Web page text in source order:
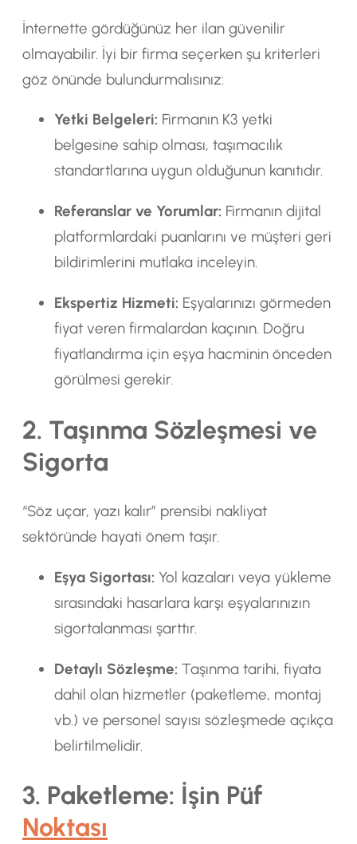
İnternette gördüğünüz her ilan güvenilir
olmayabilir. İyi bir firma seçerken şu kriterleri
göz önünde bulundurmalısınız:
Yetki Belgeleri: Firmanın K3 yetki
belgesine sahip olması, taşımacılık
standartlarına uygun olduğunun kanıtıdır.
Referanslar ve Yorumlar: Firmanın dijital
platformlardaki puanlarını ve müşteri geri
bildirimlerini mutlaka inceleyin.
Ekspertiz Hizmeti: Eşyalarınızı görmeden
fiyat veren firmalardan kaçının. Doğru
fiyatlandırma için eşya hacminin önceden
görülmesi gerekir.
2. Taşınma Sözleşmesi ve
Sigorta
“Söz uçar, yazı kalır” prensibi nakliyat
sektöründe hayati önem taşır.
Eşya Sigortası: Yol kazaları veya yükleme
sırasındaki hasarlara karşı eşyalarınızın
sigortalanması şarttır.
Detaylı Sözleşme: Taşınma tarihi, fiyata
dahil olan hizmetler (paketleme, montaj
vb.) ve personel sayısı sözleşmede açıkça
belirtilmelidir.
3. Paketleme: İşin Püf
Noktası